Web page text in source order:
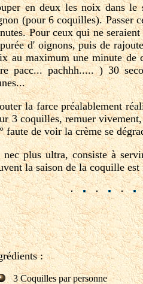
en deux les noix dans le
(pour 6 coquilles). Passer
Pour ceux qui ne
d' oignons, puis de
au maximum une minute de
pacc... pachhh..... ) 30
la farce préalablement
3 coquilles, remuer
faute de voir la crème se
nec plus ultra, consiste à
la saison de la coquille
:
3 Coquilles par personne